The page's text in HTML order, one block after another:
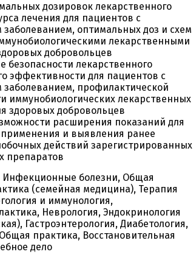
дозировок лекарственного
лечения для пациентов с
оптимальных доз и схем
лекарственными
добровольцев
безопасности лекарственного
эффективности для пациентов с
профилактической
иммунобиологических лекарственных
здоровых добровольцев
расширения показаний для
и выявления ранее
действий зарегистрированных
препаратов
Инфекционные болезни, Общая
(семейная медицина), Терапия
и иммунология,
Неврология, Эндокринология
Гастроэнтерология, Диабетология,
практика, Восстановительная
дело